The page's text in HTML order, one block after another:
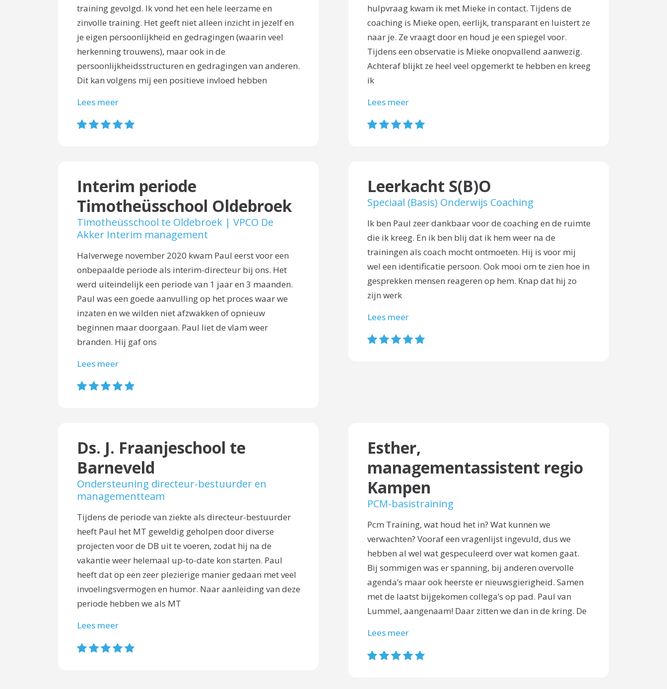
training gevolgd. Ik vond het een hele leerzame en
zinvolle training. Het geeft niet alleen inzicht in jezelf en
je eigen persoonlijkheid en gedragingen (waarin veel
herkenning trouwens), maar ook in de
persoonlijkheidsstructuren en gedragingen van anderen.
Dit kan volgens mij een positieve invloed hebben
Lees meer
hulpvraag kwam ik met Mieke in contact. Tijdens de
coaching is Mieke open, eerlijk, transparant en luistert ze
naar je. Ze vraagt door en houd je een spiegel voor.
Tijdens een observatie is Mieke onopvallend aanwezig.
Achteraf blijkt ze heel veel opgemerkt te hebben en kreeg
ik
Lees meer
Interim periode
Timotheüsschool Oldebroek
Timotheüsschool te Oldebroek | VPCO De
Akker Interim management
Halverwege november 2020 kwam Paul eerst voor een
onbepaalde periode als interim-directeur bij ons. Het
werd uiteindelijk een periode van 1 jaar en 3 maanden.
Paul was een goede aanvulling op het proces waar we
inzaten en we wilden niet afzwakken of opnieuw
beginnen maar doorgaan. Paul liet de vlam weer
branden. Hij gaf ons
Lees meer
Leerkacht S(B)O
Speciaal (Basis) Onderwijs Coaching
Ik ben Paul zeer dankbaar voor de coaching en de ruimte
die ik kreeg. En ik ben blij dat ik hem weer na de
trainingen als coach mocht ontmoeten. Hij is voor mij
wel een identificatie persoon. Ook mooi om te zien hoe in
gesprekken mensen reageren op hem. Knap dat hij zo
zijn werk
Lees meer
Ds. J. Fraanjeschool te
Barneveld
Ondersteuning directeur-bestuurder en
managementteam
Tijdens de periode van ziekte als directeur-bestuurder
heeft Paul het MT geweldig geholpen door diverse
projecten voor de DB uit te voeren, zodat hij na de
vakantie weer helemaal up-to-date kon starten. Paul
heeft dat op een zeer plezierige manier gedaan met veel
invoelingsvermogen en humor. Naar aanleiding van deze
periode hebben we als MT
Lees meer
Esther,
managementassistent regio
Kampen
PCM-basistraining
Pcm Training, wat houd het in? Wat kunnen we
verwachten? Vooraf een vragenlijst ingevuld, dus we
hebben al wel wat gespeculeerd over wat komen gaat.
Bij sommigen was er spanning, bij anderen overvolle
agenda’s maar ook heerste er nieuwsgierigheid. Samen
met de laatst bijgekomen collega’s op pad. Paul van
Lummel, aangenaam! Daar zitten we dan in de kring. De
Lees meer